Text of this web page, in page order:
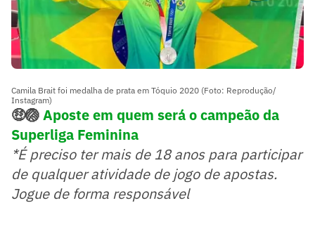
Camila Brait foi medalha de prata em Tóquio 2020 (Foto: Reprodução/
Instagram)
🤑🏐Aposte em quem será o campeão da
Superliga Feminina
*É preciso ter mais de 18 anos para participar
de qualquer atividade de jogo de apostas.
Jogue de forma responsável